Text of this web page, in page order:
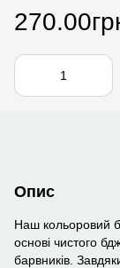
Опис
Наш кольоровий
основі чистого
барвників.